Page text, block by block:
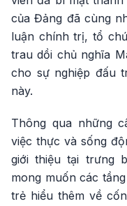
của Đảng đã cùng
luận chính trị, tổ
trau dồi chủ nghĩa
cho sự nghiệp đấu
này.
Thông qua những
việc thực và sống
giới thiệu tại trưng
mong muốn các
trẻ hiểu thêm về